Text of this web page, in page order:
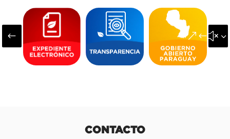
#
CONTACTO